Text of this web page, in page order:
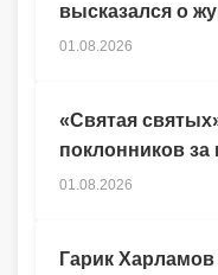
Гарик
высказался о
01.08.2026
«Святая
поклонников за
01.08.2026